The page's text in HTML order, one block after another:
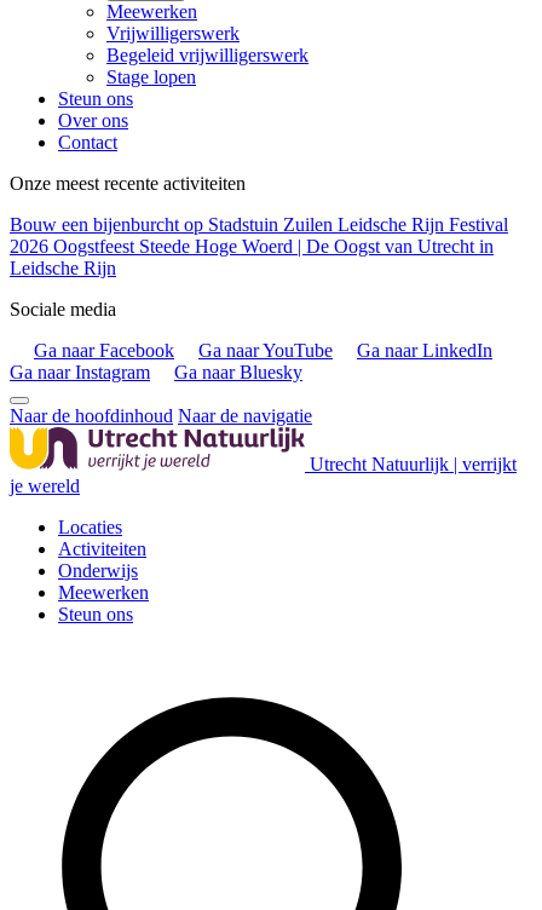
Meewerken
Vrijwilligerswerk
Begeleid vrijwilligerswerk
Stage lopen
Steun ons
Over ons
Contact
Onze meest recente activiteiten
Bouw een bijenburcht op Stadstuin Zuilen Leidsche Rijn Festival
2026 Oogstfeest Steede Hoge Woerd | De Oogst van Utrecht in
Leidsche Rijn
Sociale media
Ga naar Facebook
Ga naar YouTube
Ga naar LinkedIn
Ga naar Instagram
Ga naar Bluesky
Naar de hoofdinhoud Naar de navigatie
Utrecht Natuurlijk | verrijkt
je wereld
Locaties
Activiteiten
Onderwijs
Meewerken
Steun ons